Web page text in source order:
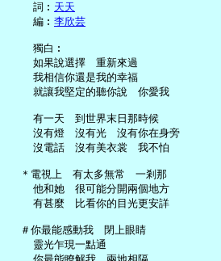
     詞︰
天天
     編︰
李欣芸
     獨白︰
     如果說選擇　重新來過
     我相信你還是我的幸福
     就讓我堅定的聽你說　你愛我
     有一天　到世界末日那時候
     沒有燈　沒有光　沒有你在身旁
     沒電話　沒有美衣裳　我不怕
   ＊電視上　有太多無常　一剎那
     他和她　很可能分開兩個地方
     有甚麼　比看你的目光更安詳
   ＃你最能感動我　閉上眼睛
     靈光乍現一點通